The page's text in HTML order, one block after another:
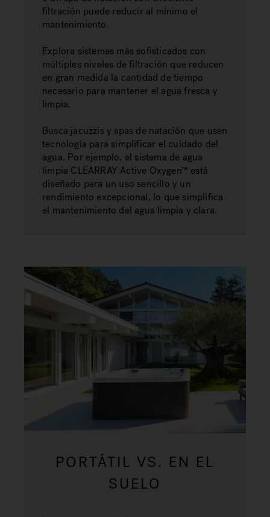
filtración puede reducir al mínimo el
mantenimiento.
Explora sistemas más sofisticados con
múltiples niveles de filtración que reducen
en gran medida la cantidad de tiempo
necesario para mantener el agua fresca y
limpia.
Busca jacuzzis y spas de natación que usen
tecnología para simplificar el cuidado del
agua. Por ejemplo, el sistema de agua
limpia CLEARRAY Active Oxygen™ está
diseñado para un uso sencillo y un
rendimiento excepcional, lo que simplifica
el mantenimiento del agua limpia y clara.
PORTÁTIL VS. EN EL
SUELO